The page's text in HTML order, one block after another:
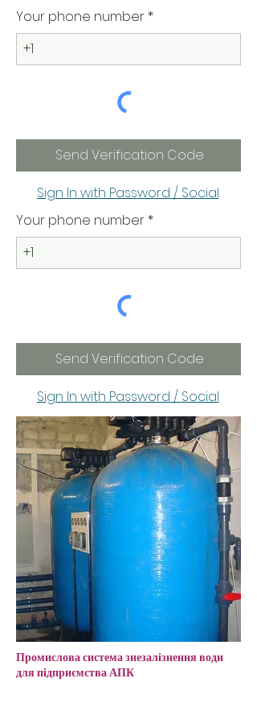
Your phone number
Send Verification Code
Sign In with Password / Social
Your phone number
Send Verification Code
Sign In with Password / Social
Промислова система знезалізнення води
для підприємства АПК